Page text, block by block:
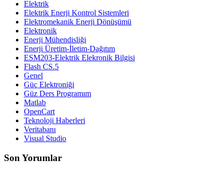
Elektrik
Elektrik Enerji Kontrol Sistemleri
Elektromekanik Enerji Dönüşümü
Elektronik
Enerji Mühendisliği
Enerji Üretim-İletim-Dağıtım
ESM203-Elektrik Elekronik Bilgisi
Flash CS.5
Genel
Güç Elektroniği
Güz Ders Programım
Matlab
OpenCart
Teknoloji Haberleri
Veritabanı
Visual Studio
Son Yorumlar